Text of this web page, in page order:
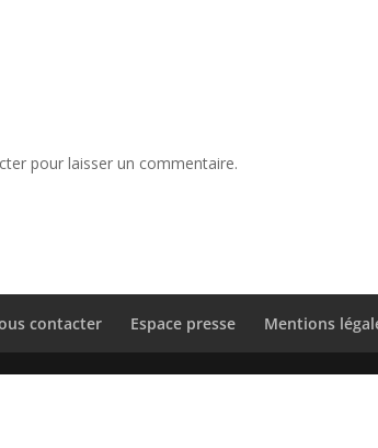
pour laisser un commentaire.
contacter Espace presse Mentions